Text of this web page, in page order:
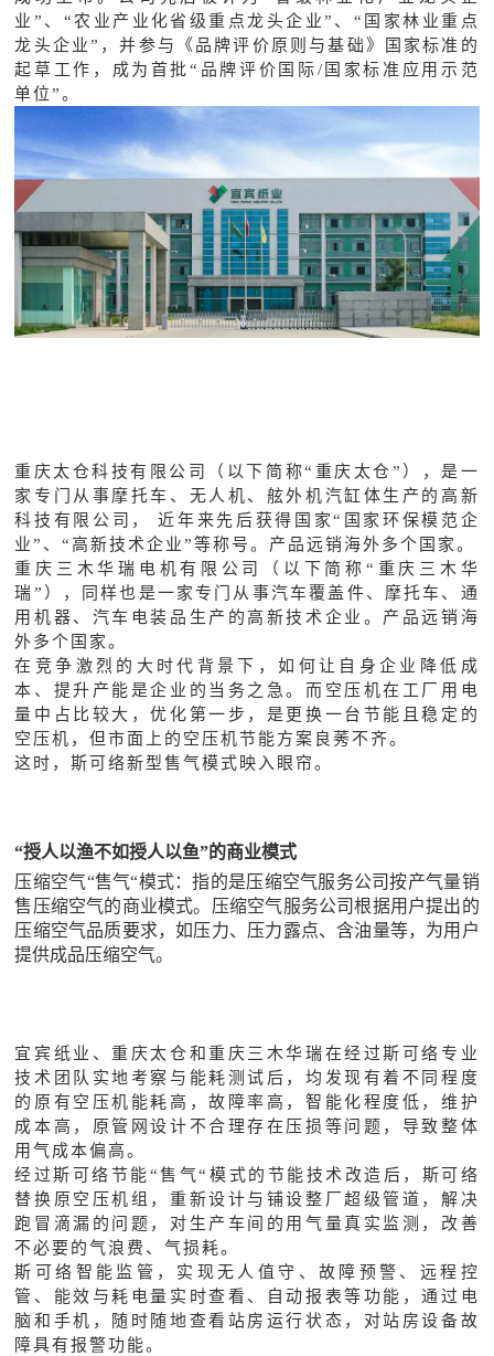
业”、“农业产业化省级重点龙头企业”、“国家林业重点
龙头企业”，并参与《品牌评价原则与基础》国家标准的
起草工作，成为首批“品牌评价国际/国家标准应用示范
单位”。
重庆太仓科技有限公司（以下简称“重庆太仓”），是一
家专门从事摩托车、无人机、舷外机汽缸体生产的高新
科技有限公司， 近年来先后获得国家“国家环保模范企
业”、“高新技术企业”等称号。产品远销海外多个国家。
重庆三木华瑞电机有限公司（以下简称 “重庆三木华
瑞”），同样也是一家专门从事汽车覆盖件、摩托车、通
用机器、汽车电装品生产的高新技术企业。产品远销海
外多个国家。
在竞争激烈的大时代背景下，如何让自身企业降低成
本、提升产能是企业的当务之急。而空压机在工厂用电
量中占比较大，优化第一步，是更换一台节能且稳定的
空压机，但市面上的空压机节能方案良莠不齐。
这时，斯可络新型售气模式映入眼帘。
“授人以渔不如授人以鱼”的商业模式
压缩空气“售气“模式：指的是压缩空气服务公司按产气量销
售压缩空气的商业模式。压缩空气服务公司根据用户提出的
压缩空气品质要求，如压力、压力露点、含油量等，为用户
提供成品压缩空气。
宜宾纸业、重庆太仓和重庆三木华瑞在经过斯可络专业
技术团队实地考察与能耗测试后，均发现有着不同程度
的原有空压机能耗高，故障率高，智能化程度低，维护
成本高，原管网设计不合理存在压损等问题，导致整体
用气成本偏高。
经过斯可络节能“售气“模式的节能技术改造后，斯可络
替换原空压机组，重新设计与铺设整厂超级管道，解决
跑冒滴漏的问题，对生产车间的用气量真实监测，改善
不必要的气浪费、气损耗。
斯可络智能监管，实现无人值守、故障预警、远程控
管、能效与耗电量实时查看、自动报表等功能，通过电
脑和手机，随时随地查看站房运行状态，对站房设备故
障具有报警功能。